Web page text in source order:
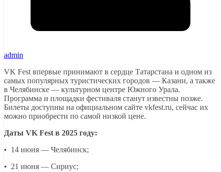
admin
VK Fest впервые принимают в сердце Татарстана и одном из
самых популярных туристических городов — Казани, а также
в Челябинске — культурном центре Южного Урала.
Программа и площадки фестиваля станут известны позже.
Билеты доступны на официальном сайте vkfest.ru, сейчас их
можно приобрести по самой низкой цене.
Даты VK Fest в 2025 году:
• 14 июня — Челябинск;
• 21 июня — Сириус;